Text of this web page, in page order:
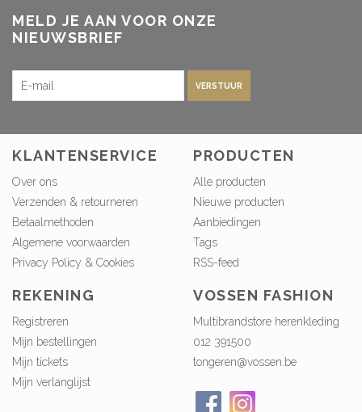
MELD JE AAN VOOR ONZE
NIEUWSBRIEF
VERSTUUR
KLANTENSERVICE
Over ons
Verzenden & retourneren
Betaalmethoden
Algemene voorwaarden
Privacy Policy & Cookies
PRODUCTEN
Alle producten
Nieuwe producten
Aanbiedingen
Tags
RSS-feed
REKENING
Registreren
Mijn bestellingen
Mijn tickets
Mijn verlanglijst
VOSSEN FASHION
Multibrandstore herenkleding
012 391500
tongeren@vossen.be